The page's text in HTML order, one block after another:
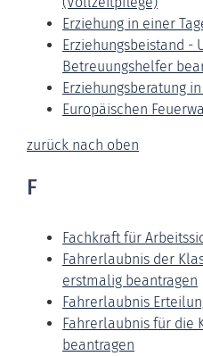
Erziehung in einer
Erziehungsbeistand -
Betreuungshelfer
Erziehungsberatung
Europäischen
zurück nach oben
F
Fachkraft für
Fahrerlaubnis der
erstmalig beantragen
Fahrerlaubnis
Fahrerlaubnis für die
beantragen